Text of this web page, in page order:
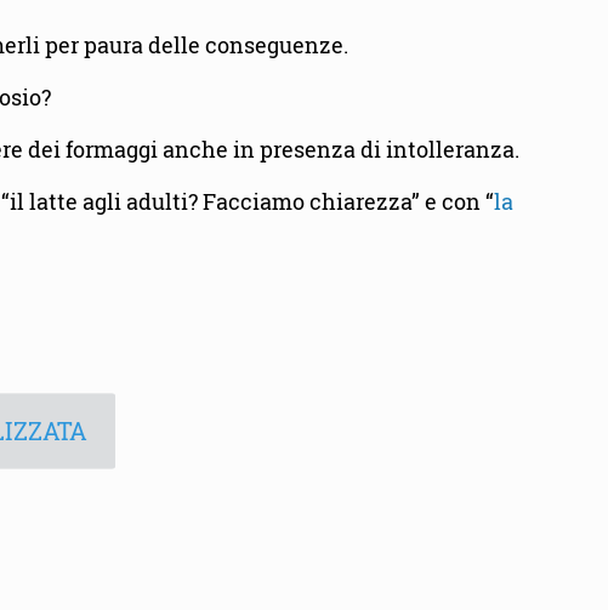
per paura delle conseguenze.
dei formaggi anche in presenza di intolleranza.
latte agli adulti? Facciamo chiarezza” e con “la